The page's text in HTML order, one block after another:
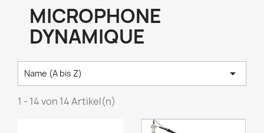
MICROPHONE
DYNAMIQUE
Name (A bis Z) 
1 - 14 von 14 Artikel(n)